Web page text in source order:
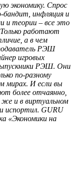
экономику. Спрос
бандит, инфляция и
и теории – все это
работают
а в чем
РЭШ
игровых
РЭШ. Они
по-разному
мирах. И если вы
более отчаянно,
и в виртуальном
испортил. GURU
«Экономики на